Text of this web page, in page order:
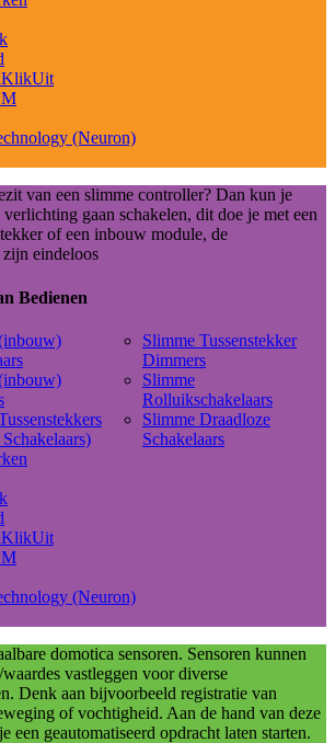
(Neuron)
van een slimme controller? Dan kun je
gaan schakelen, dit doe je met een
of een inbouw module, de
eindeloos
Bedienen
Slimme Tussenstekker
Dimmers
Slimme
Rolluikschakelaars
Slimme Draadloze
Schakelaars
(Neuron)
domotica sensoren. Sensoren kunnen
waardes vastleggen voor diverse
Denk aan bijvoorbeeld registratie van
of vochtigheid. Aan de hand van deze
een geautomatiseerd opdracht laten starten.